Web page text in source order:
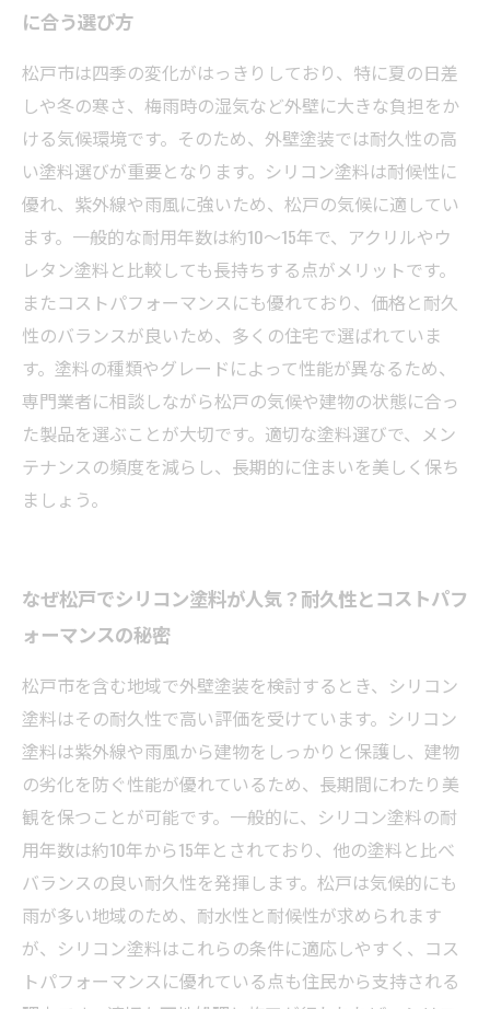
に合う選び方
松戸市は四季の変化がはっきりしており、特に夏の日差
しや冬の寒さ、梅雨時の湿気など外壁に大きな負担をか
ける気候環境です。そのため、外壁塗装では耐久性の高
い塗料選びが重要となります。シリコン塗料は耐候性に
優れ、紫外線や雨風に強いため、松戸の気候に適してい
ます。一般的な耐用年数は約10〜15年で、アクリルやウ
レタン塗料と比較しても長持ちする点がメリットです。
またコストパフォーマンスにも優れており、価格と耐久
性のバランスが良いため、多くの住宅で選ばれていま
す。塗料の種類やグレードによって性能が異なるため、
専門業者に相談しながら松戸の気候や建物の状態に合っ
た製品を選ぶことが大切です。適切な塗料選びで、メン
テナンスの頻度を減らし、長期的に住まいを美しく保ち
ましょう。
なぜ松戸でシリコン塗料が人気？耐久性とコストパフ
ォーマンスの秘密
松戸市を含む地域で外壁塗装を検討するとき、シリコン
塗料はその耐久性で高い評価を受けています。シリコン
塗料は紫外線や雨風から建物をしっかりと保護し、建物
の劣化を防ぐ性能が優れているため、長期間にわたり美
観を保つことが可能です。一般的に、シリコン塗料の耐
用年数は約10年から15年とされており、他の塗料と比べ
バランスの良い耐久性を発揮します。松戸は気候的にも
雨が多い地域のため、耐水性と耐候性が求められます
が、シリコン塗料はこれらの条件に適応しやすく、コス
トパフォーマンスに優れている点も住民から支持される